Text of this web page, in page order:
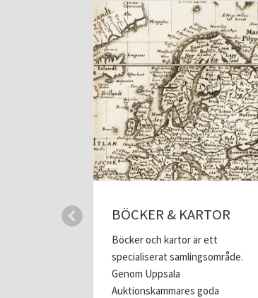
BÖCKER & KARTOR
Böcker och kartor är ett
specialiserat samlingsområde.
Genom Uppsala
Auktionskammares goda